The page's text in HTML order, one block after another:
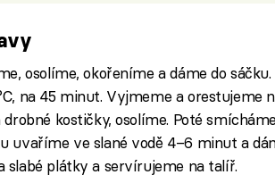
osolíme, okořeníme a dáme do
na 45 minut. Vyjmeme a orestujeme
kostičky, osolíme. Poté
uvaříme ve slané vodě 4–6 minut a
slabé plátky a servírujeme na talíř.